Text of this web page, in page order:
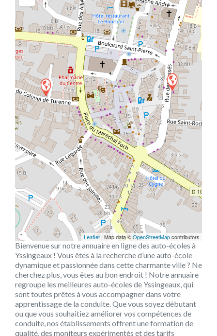
Leaflet | Map data ©OpenStreetMapcontributors
Bienvenue sur notre annuaire en ligne des auto-écoles à
Yssingeaux ! Vous êtes à la recherche d’une auto-école
dynamique et passionnée dans cette charmante ville ? Ne
cherchez plus, vous êtes au bon endroit ! Notre annuaire
regroupe les meilleures auto-écoles de Yssingeaux, qui
sont toutes prêtes à vous accompagner dans votre
apprentissage de la conduite. Que vous soyez débutant
ou que vous souhaitiez améliorer vos compétences de
conduite, nos établissements offrent une formation de
qualité, des moniteurs expérimentés et des tarifs